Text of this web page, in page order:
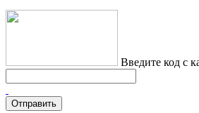
Введите код с